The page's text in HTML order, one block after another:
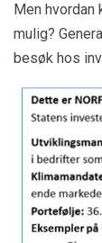
Men
mulig?
besøk hos